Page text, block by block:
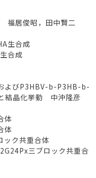
居俊昭，田中賢二
生合成
合成
よびP3HBV-b-P3HB-b-
結晶化挙動 中沖隆彦
体
体
ク共重合体
三ブロック共重合